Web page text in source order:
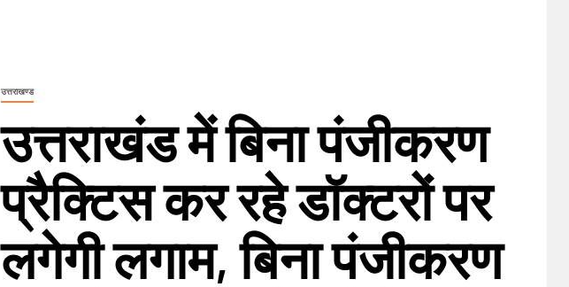
उत्तराखण्ड
उत्तराखंड में बिना पंजीकरण
प्रैक्टिस कर रहे डॉक्टरों पर
लगेगी लगाम, बिना पंजीकरण